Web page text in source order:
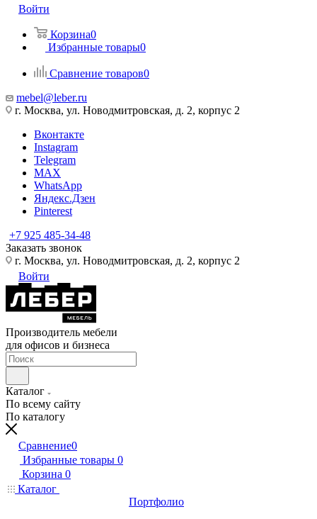
Войти
Корзина0
Избранные товары0
Сравнение товаров0
mebel@leber.ru
г. Москва, ул. Новодмитровская, д. 2, корпус 2
Вконтакте
Instagram
Telegram
MAX
WhatsApp
Яндекс.Дзен
Pinterest
+7 925 485-34-48
Заказать звонок
г. Москва, ул. Новодмитровская, д. 2, корпус 2
Войти
Производитель мебели
для офисов и бизнеса
Каталог
По всему сайту
По каталогу
Сравнение0
Избранные товары 0
Корзина 0
Каталог
Портфолио